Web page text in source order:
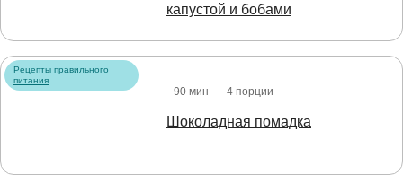
капустой и бобами
Рецепты правильного
питания
90 мин 4 порции
Шоколадная помадка